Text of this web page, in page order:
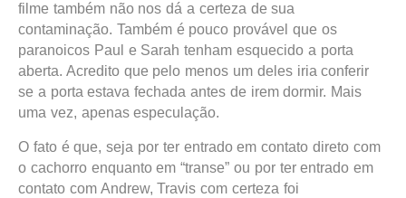
filme também não nos dá a certeza de sua
contaminação. Também é pouco provável que os
paranoicos Paul e Sarah tenham esquecido a porta
aberta. Acredito que pelo menos um deles iria conferir
se a porta estava fechada antes de irem dormir. Mais
uma vez, apenas especulação.
O fato é que, seja por ter entrado em contato direto com
o cachorro enquanto em “transe” ou por ter entrado em
contato com Andrew, Travis com certeza foi